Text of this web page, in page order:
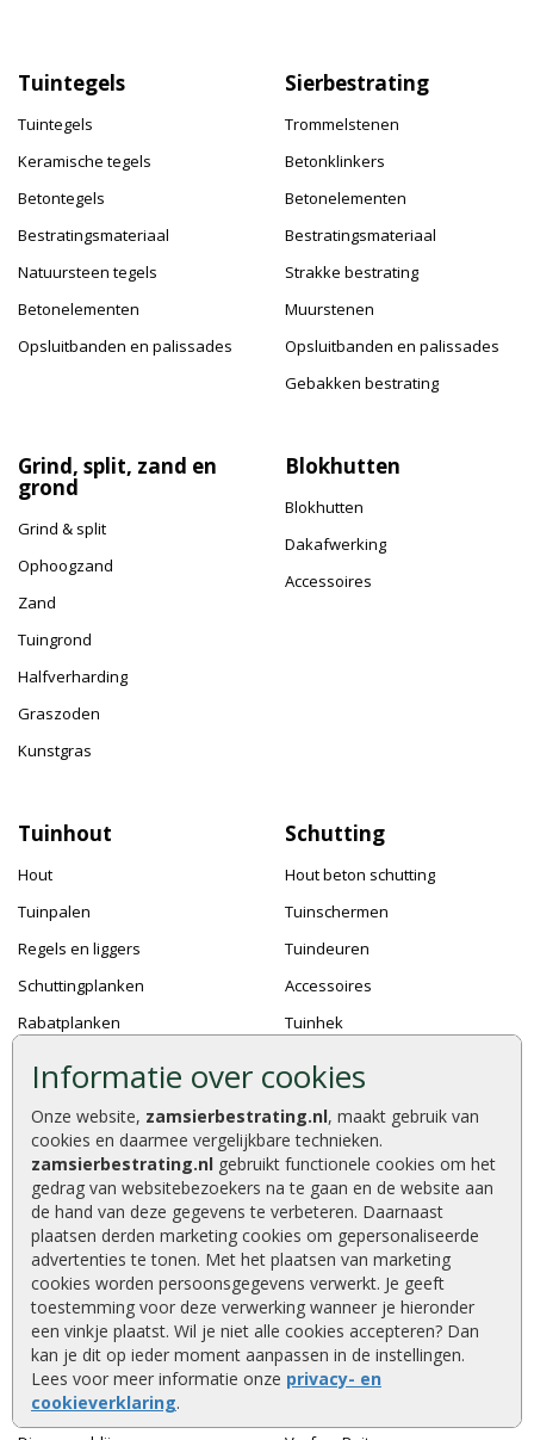
Informatie over cookies
Onze website, zamsierbestrating.nl, maakt gebruik van
cookies en daarmee vergelijkbare technieken.
zamsierbestrating.nl gebruikt functionele cookies om het
gedrag van websitebezoekers na te gaan en de website aan
de hand van deze gegevens te verbeteren. Daarnaast
plaatsen derden marketing cookies om gepersonaliseerde
advertenties te tonen. Met het plaatsen van marketing
cookies worden persoonsgegevens verwerkt. Je geeft
toestemming voor deze verwerking wanneer je hieronder
een vinkje plaatst. Wil je niet alle cookies accepteren? Dan
kan je dit op ieder moment aanpassen in de instellingen.
Lees voor meer informatie onze privacy- en
cookieverklaring.
Tuintegels
Tuintegels
Keramische tegels
Betontegels
Bestratingsmateriaal
Natuursteen tegels
Betonelementen
Opsluitbanden en palissades
Sierbestrating
Trommelstenen
Betonklinkers
Betonelementen
Bestratingsmateriaal
Strakke bestrating
Muurstenen
Opsluitbanden en palissades
Gebakken bestrating
Grind, split, zand en
grond
Grind & split
Ophoogzand
Zand
Tuingrond
Halfverharding
Graszoden
Kunstgras
Blokhutten
Blokhutten
Dakafwerking
Accessoires
Tuinhout
Hout
Tuinpalen
Regels en liggers
Schuttingplanken
Rabatplanken
Accessoires
Schutting
Hout beton schutting
Tuinschermen
Tuindeuren
Accessoires
Tuinhek
Houtbouw
Overkappingen
Tuinmeubelen
Tuinkasten en bergingen
Wellness
Speeltoestellen
Accessoires
Bouten en moeren
Gereedschap
Bestrating accessoires
Hang- en sluitwerk